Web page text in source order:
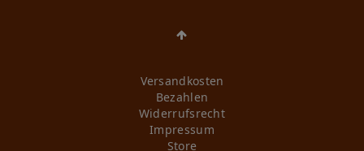
Versandkosten
Bezahlen
Widerrufs­recht
Impressum
Store